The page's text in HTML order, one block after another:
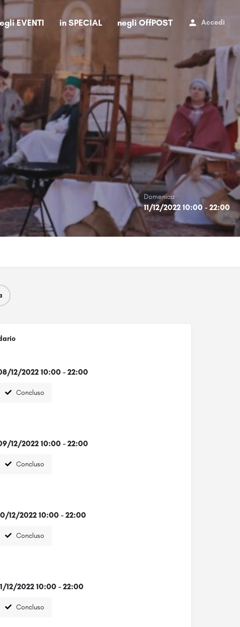
EVENTI in SPECIAL negli OffPOST Accedi
Domenica
11/12/2022 10:00 - 22:00
12/2022 10:00 - 22:00
Concluso
12/2022 10:00 - 22:00
Concluso
12/2022 10:00 - 22:00
Concluso
12/2022 10:00 - 22:00
Concluso